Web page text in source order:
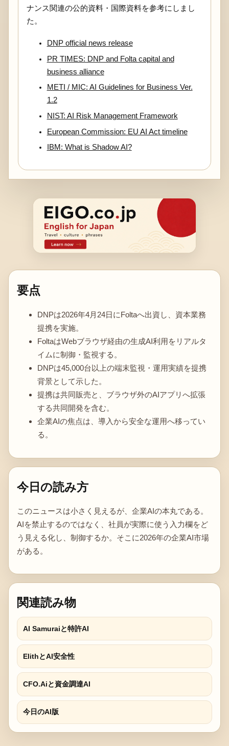
ナンス関連の公的資料・国際資料を参考にしまし
た。
DNP official news release
PR TIMES: DNP and Folta capital and
business alliance
METI / MIC: AI Guidelines for Business Ver.
1.2
NIST: AI Risk Management Framework
European Commission: EU AI Act timeline
IBM: What is Shadow AI?
要点
DNPは2026年4月24日にFoltaへ出資し、資本業務
提携を実施。
FoltaはWebブラウザ経由の生成AI利用をリアルタ
イムに制御・監視する。
DNPは45,000台以上の端末監視・運用実績を提携
背景として示した。
提携は共同販売と、ブラウザ外のAIアプリへ拡張
する共同開発を含む。
企業AIの焦点は、導入から安全な運用へ移ってい
る。
今日の読み方
このニュースは小さく見えるが、企業AIの本丸である。
AIを禁止するのではなく、社員が実際に使う入力欄をど
う見える化し、制御するか。そこに2026年の企業AI市場
がある。
関連読み物
AI Samuraiと特許AI
ElithとAI安全性
CFO.Aiと資金調達AI
今日のAI版